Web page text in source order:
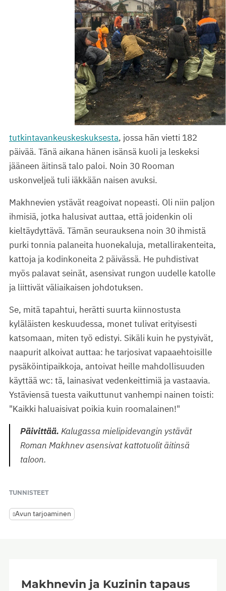
tutkintavankeuskeskuksesta, jossa hän vietti 182
päivää. Tänä aikana hänen isänsä kuoli ja leskeksi
jääneen äitinsä talo paloi. Noin 30 Rooman
uskonveljeä tuli iäkkään naisen avuksi.
Makhnevien ystävät reagoivat nopeasti. Oli niin paljon
ihmisiä, jotka halusivat auttaa, että joidenkin oli
kieltäydyttävä. Tämän seurauksena noin 30 ihmistä
purki tonnia palaneita huonekaluja, metallirakenteita,
kattoja ja kodinkoneita 2 päivässä. He puhdistivat
myös palavat seinät, asensivat rungon uudelle katolle
ja liittivät väliaikaisen johdotuksen.
Se, mitä tapahtui, herätti suurta kiinnostusta
kyläläisten keskuudessa, monet tulivat erityisesti
katsomaan, miten työ edistyi. Sikäli kuin he pystyivät,
naapurit alkoivat auttaa: he tarjosivat vapaaehtoisille
pysäköintipaikkoja, antoivat heille mahdollisuuden
käyttää wc: tä, lainasivat vedenkeittimiä ja vastaavia.
Ystäviensä tuesta vaikuttunut vanhempi nainen toisti:
"Kaikki haluaisivat poikia kuin roomalainen!"
Päivittää. Kalugassa mielipidevangin ystävät
Roman Makhnev asensivat kattotuolit äitinsä
taloon.
TUNNISTEET
Avun tarjoaminen
Makhnevin ja Kuzinin tapaus